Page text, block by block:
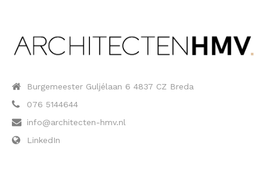
Burgemeester Guljélaan 6 4837 CZ Breda
076 5144644
info@architecten-hmv.nl
LinkedIn